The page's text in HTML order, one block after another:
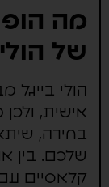
מה
של הולי
הולי בייגל
אישית, ולכן
בחירה,
שלכם. בין
קלאסיים עם